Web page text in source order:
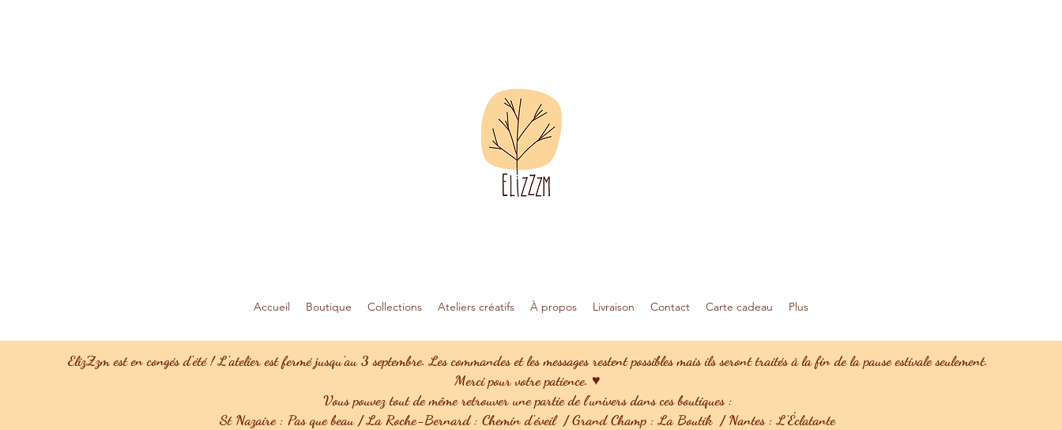
Accueil Boutique Collections Ateliers créatifs À propos Livraison Contact Carte cadeau Plus
ElizZzm est en congés d'été ! L'atelier est fermé jusqu'au 3 septembre. Les commandes et les messages restent possibles mais ils seront traités à la fin de la pause estivale seulement.
Merci pour votre patience. ♥
Vous pouvez tout de même retrouver une partie de l'univers dans ces boutiques :
St Nazaire : Pas que beau / La Roche-Bernard : Chemin d'éveil / Grand Champ : La Boutik / Nantes : L'Éclatante